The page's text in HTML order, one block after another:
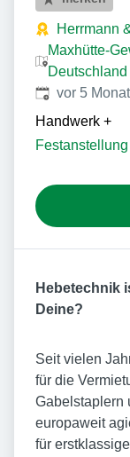
Herrmann
Maxhütte-
Deutschland
Veröffentlicht:
vor 5
Handwerk +
Festanstellung
Hebetechnik
Deine?
Seit vielen
für die
Gabelstaplern
europaweit
für